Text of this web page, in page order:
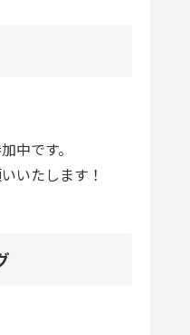
中です。
いたします！